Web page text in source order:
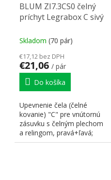
BLUM ZI7.3CS0 čelný
príchyt Legrabox C sivý
Skladom (70 pár)
€17,12 bez DPH
€21,06 / pár
Do košíka
Upevnenie čela (čelné
kovanie) "C" pre vnútornú
zásuvku s čelným plechom
a relingom, pravá+ľavá;
nutné doplniť o...